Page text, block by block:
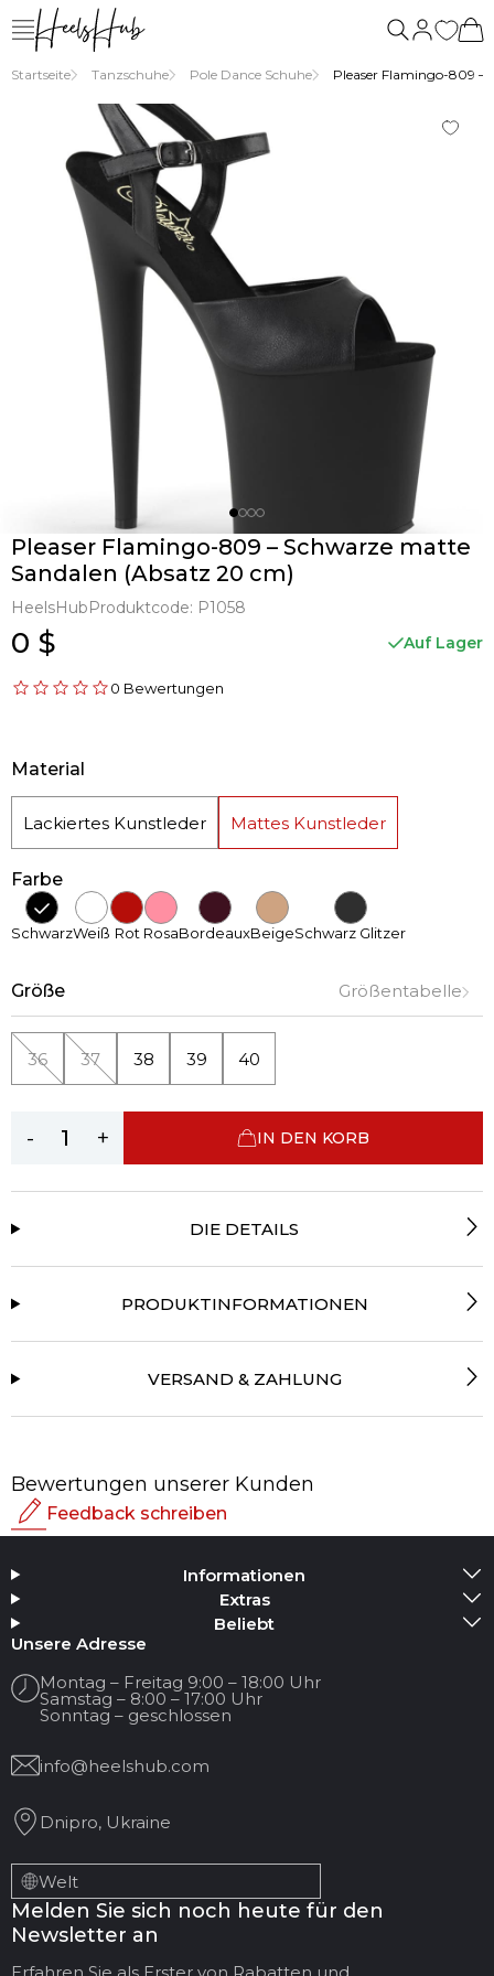
Startseite Tanzschuhe Pole Dance Schuhe Pleaser Flamingo-809 –
Pleaser Flamingo-809 – Schwarze matte
Sandalen (Absatz 20 cm)
HeelsHubProduktcode: P1058
0 $ Auf Lager
0 Bewertungen
Material
Lackiertes Kunstleder Mattes Kunstleder
Farbe
SchwarzWeiß Rot RosaBordeauxBeigeSchwarz Glitzer
Größe Größentabelle
36 37 38 39 40
- + IN DEN KORB
DIE DETAILS
PRODUKTINFORMATIONEN
VERSAND & ZAHLUNG
Bewertungen unserer Kunden
Feedback schreiben
Medium hinzufügen
Ihr Name
Ihre E-Mail
Titel der Bewertung
Ihr Feedback:
Informationen
Extras
Beliebt
Unsere Adresse
Montag – Freitag 9:00 – 18:00 Uhr
Samstag – 8:00 – 17:00 Uhr
Sonntag – geschlossen
info@heelshub.com
Dnipro, Ukraine
Welt
Melden Sie sich noch heute für den
Newsletter an